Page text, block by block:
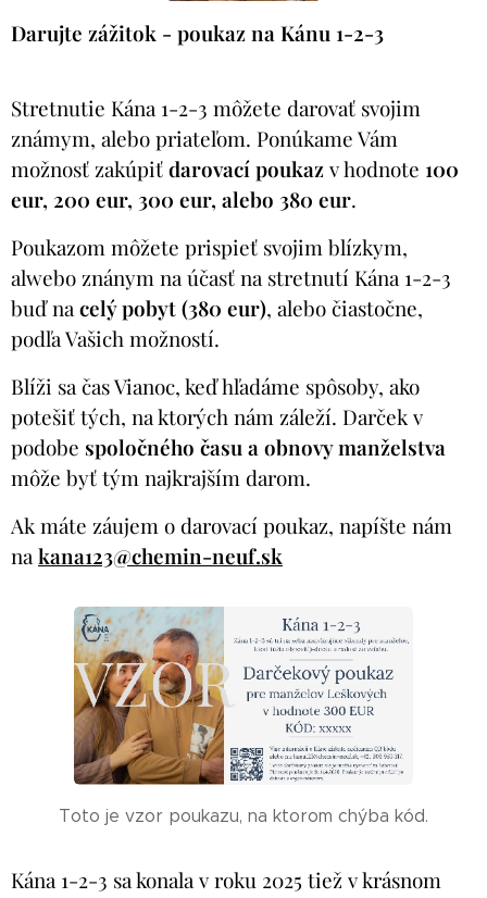
Darujte zážitok - poukaz na Kánu 1-2-3
Stretnutie Kána 1-2-3 môžete darovať svojim
známym, alebo priateľom. Ponúkame Vám
možnosť zakúpiť darovací poukaz v hodnote 100
eur, 200 eur, 300 eur, alebo 380 eur.
Poukazom môžete prispieť svojim blízkym,
alwebo znánym na účasť na stretnutí Kána 1-2-3
buď nacelý pobyt (380 eur), alebo čiastočne,
podľa Vašich možností.
Blíži sa čas Vianoc, keď hľadáme spôsoby, ako
potešiť tých, na ktorých nám záleží. Darček v
podobe spoločného času a obnovy manželstva
môže byť tým najkrajším darom.
Ak máte záujem o darovací poukaz, napíšte nám
nakana123@chemin-neuf.sk
Toto je vzor poukazu, na ktorom chýba kód.
Kána 1-2-3 sa konala v roku 2025 tiež v krásnom